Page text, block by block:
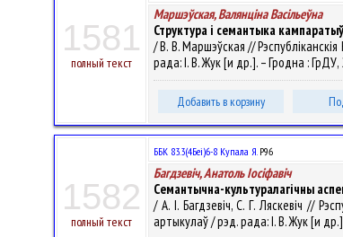
1581
полный текст
Маршэўская, Валянцiна Васiльеўна
Структура і семантыка
/ В. В. Маршэўская //
рада: І. В. Жук [и др.]. – Гродна :
Добавить в корзину
1582
полный текст
ББК 83.3(4Беі)6-8 Купала Я.Р96
Багдзевіч, Анатоль Іосіфавіч
Семантычна-культуралагічны
/ А. I. Багдзевіч, С. Г. Ляскевіч //
артыкулаў / рэд. рада: І. В. Жук [и